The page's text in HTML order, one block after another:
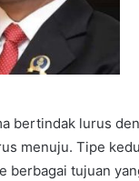
bertindak lurus
menuju. Tipe
berbagai tujuan